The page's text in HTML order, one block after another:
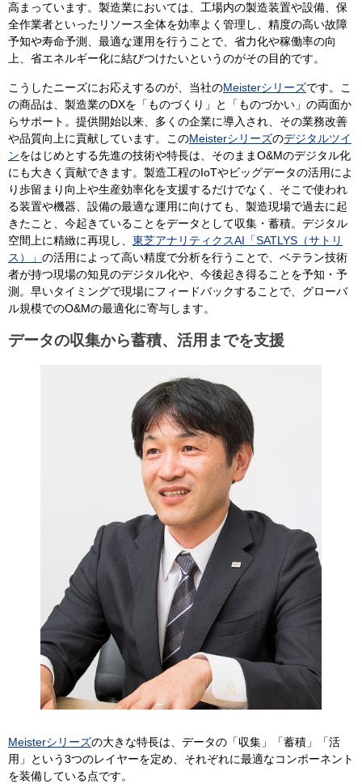
高まっています。製造業においては、工場内の製造装置や設備、保
全作業者といったリソース全体を効率よく管理し、精度の高い故障
予知や寿命予測、最適な運用を行うことで、省力化や稼働率の向
上、省エネルギー化に結びつけたいというのがその目的です。
こうしたニーズにお応えするのが、当社のMeisterシリーズです。こ
の商品は、製造業のDXを「ものづくり」と「ものづかい」の両面か
らサポート。提供開始以来、多くの企業に導入され、その業務改善
や品質向上に貢献しています。このMeisterシリーズのデジタルツイ
ンをはじめとする先進の技術や特長は、そのままO&Mのデジタル化
にも大きく貢献できます。製造工程のIoTやビッグデータの活用によ
り歩留まり向上や生産効率化を支援するだけでなく、そこで使われ
る装置や機器、設備の最適な運用に向けても、製造現場で過去に起
きたこと、今起きていることをデータとして収集・蓄積。デジタル
空間上に精緻に再現し、 東芝アナリティクスAI「SATLYS（サトリ
ス）」 の活用によって高い精度で分析を行うことで、ベテラン技術
者が持つ現場の知見のデジタル化や、今後起き得ることを予知・予
測。早いタイミングで現場にフィードバックすることで、グローバ
ル規模でのO&Mの最適化に寄与します。
データの収集から蓄積、活用までを支援
Meisterシリーズの大きな特長は、データの「収集」「蓄積」「活
用」という3つのレイヤーを定め、それぞれに最適なコンポーネント
を装備している点です。